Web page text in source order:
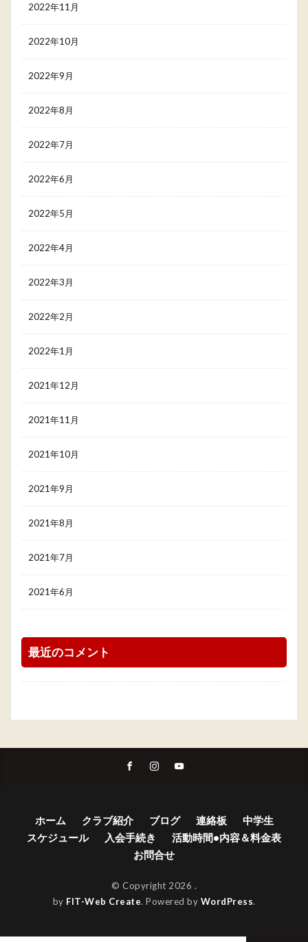
2022年11月
2022年10月
2022年9月
2022年8月
2022年7月
2022年6月
2022年5月
2022年4月
2022年3月
2022年2月
2022年1月
2021年12月
2021年11月
2021年10月
2021年9月
2021年8月
2021年7月
2021年6月
最近のコメント
ホーム クラブ紹介 ブログ 連絡板
中学生
スケジュール
入会手続き
活動時間•内容＆料金表
お問合せ
© Copyright 2026 .
by FIT-Web Create. Powered by WordPress.